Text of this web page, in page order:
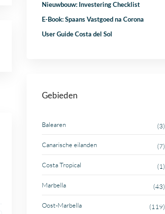
Nieuwbouw: Investering Checklist
E-Book: Spaans Vastgoed na Corona
User Guide Costa del Sol
Gebieden
Balearen (3)
Canarische eilanden (7)
Costa Tropical (1)
Marbella (43)
Oost-Marbella (119)